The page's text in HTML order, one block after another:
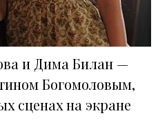
и Дима Билан —
Богомоловым,
сценах на экране